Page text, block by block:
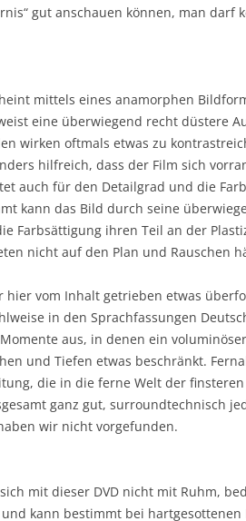
gut anschauen können, man darf
mittels eines anamorphen
eine überwiegend recht düstere
wirken oftmals etwas zu
hilfreich, dass der Film sich
auch für den Detailgrad und die
kann das Bild durch seine
Farbsättigung ihren Teil an der
nicht auf den Plan und Rauschen
hier vom Inhalt getrieben etwas
in den Sprachfassungen
aus, in denen ein
und Tiefen etwas beschränkt.
die in die ferne Welt der
ganz gut, surroundtechnisch
wir nicht vorgefunden.
mit dieser DVD nicht mit Ruhm,
kann bestimmt bei hartgesottenen